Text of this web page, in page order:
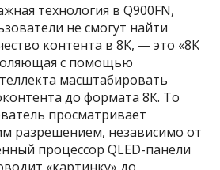
технология в Q900FN,
не смогут найти
контента в 8K, — это «8K
с помощью
масштабировать
до формата 8К. То
просматривает
разрешением, независимо от
процессор QLED-панели